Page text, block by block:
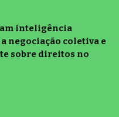
inteligência
negociação coletiva e
sobre direitos no